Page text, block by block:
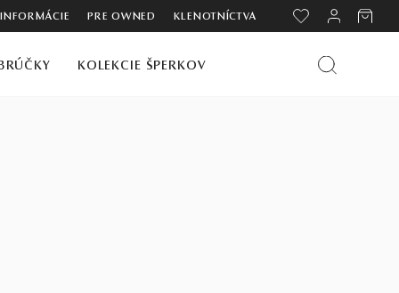
PRE OWNED KLENOTNÍCTVA
KOLEKCIE ŠPERKOV